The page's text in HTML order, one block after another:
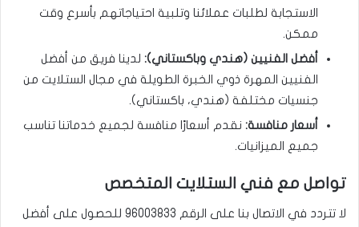
الاستجابة لطلبات عملائنا وتلبية احتياجاتهم بأسرع وقت
ممكن.
أفضل الفنيين (هندي وباكستاني): لدينا فريق من أفضل
الفنيين المهرة ذوي الخبرة الطويلة في مجال الستلايت من
جنسيات مختلفة (هندي، باكستاني).
أسعار منافسة: نقدم أسعارًا منافسة لجميع خدماتنا تناسب
جميع الميزانيات.
تواصل مع فني الستلايت المتخصص
لا تتردد في الاتصال بنا على الرقم 96003833 للحصول على أفضل